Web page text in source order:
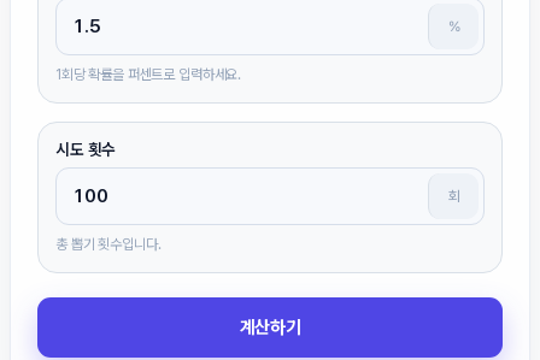
%
1회당 확률을 퍼센트로 입력하세요.
시도 횟수
회
총 뽑기 횟수입니다.
계산하기